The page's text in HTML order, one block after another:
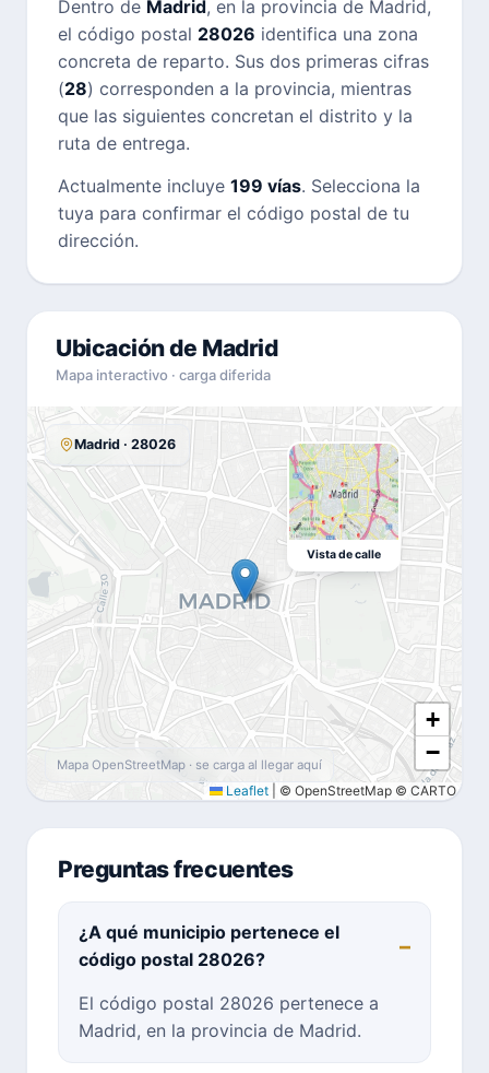
Dentro de Madrid, en la provincia de Madrid,
el código postal 28026 identifica una zona
concreta de reparto. Sus dos primeras cifras
(28) corresponden a la provincia, mientras
que las siguientes concretan el distrito y la
ruta de entrega.
Actualmente incluye 199 vías. Selecciona la
tuya para confirmar el código postal de tu
dirección.
Ubicación de Madrid
Mapa interactivo · carga diferida
+
−
Leaflet © OpenStreetMap © CARTO
Madrid · 28026
Vista de calle
Mapa OpenStreetMap · se carga al llegar aquí
Preguntas frecuentes
¿A qué municipio pertenece el
código postal 28026?
El código postal 28026 pertenece a
Madrid, en la provincia de Madrid.